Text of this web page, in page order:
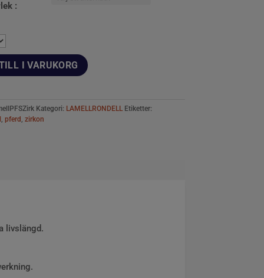
:
I VARUKORG
Kategori: LAMELLRONDELL Etiketter:
, pferd zirkon
livslängd.